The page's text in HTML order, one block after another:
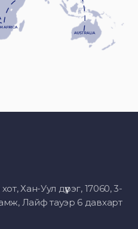
Хан-Уул дүүрэг, 17060, 3-
Лайф тауэр 6 давхарт